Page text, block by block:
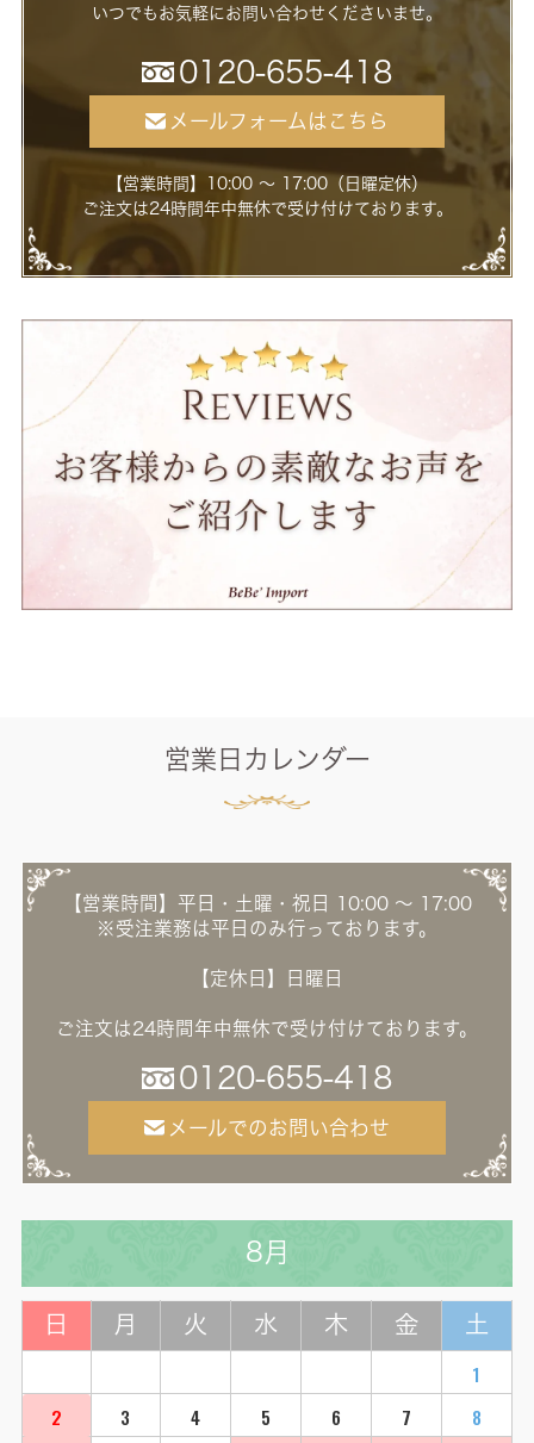
いつでもお気軽にお問い合わせくださいませ。
0120-655-418
メールフォームはこちら
【営業時間】10:00 ～ 17:00（日曜定休）
ご注文は24時間年中無休で受け付けております。
営業日カレンダー
【営業時間】平日・土曜・祝日 10:00 ～ 17:00
※受注業務は平日のみ行っております。
【定休日】日曜日
ご注文は24時間年中無休で受け付けております。
0120-655-418
メールでのお問い合わせ
8月
日 月 火 水 木 金 土
1
2
3 4 5 6 7
8